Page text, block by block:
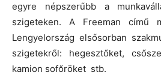
egyre népszerűbb a
szigeteken. A Freeman című
Lengyelország elsősorban
szigetekről: hegesztőket,
kamion sofőröket stb.